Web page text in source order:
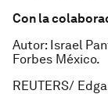
Con la
Autor: Israel
Forbes México.
REUTERS/